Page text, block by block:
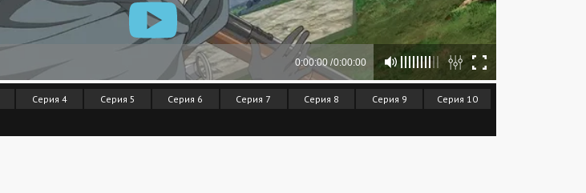
Серия 4 Серия 5 Серия 6 Серия 7 Серия 8 Серия 9
Серия 10